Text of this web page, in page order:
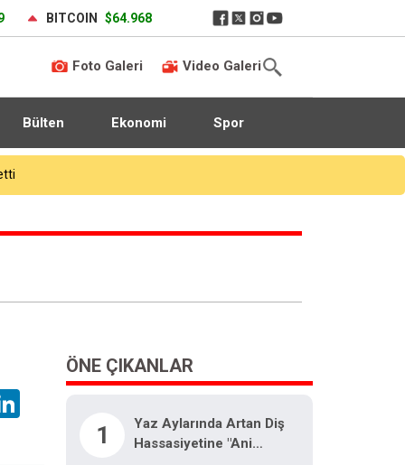
BITCOIN $64.968
Foto Galeri Video Galeri
Bülten Ekonomi Spor
LinkedIn
ÖNE ÇIKANLAR
1
Yaz Aylarında Artan Diş
Hassasiyetine "ani